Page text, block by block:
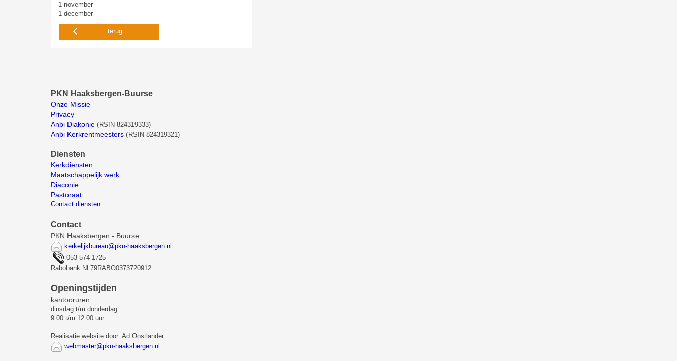
1 november
1 december
terug
PKN Haaksbergen-Buurse
Onze Missie
Privacy
Anbi Diakonie (RSIN 824319333)
Anbi Kerkrentmeesters (RSIN 824319321)
Diensten
Kerkdiensten
Maatschappelijk werk
Diaconie
Pastoraat
Contact diensten
Contact
PKN Haaksbergen - Buurse
kerkelijkbureau@pkn-haaksbergen.nl
053-574 1725
Rabobank NL79RABO0373720912
Openingstijden
kantooruren
dinsdag t/m donderdag
9.00 t/m 12.00 uur
Realisatie website door: Ad Oostlander
webmaster@pkn-haaksbergen.nl